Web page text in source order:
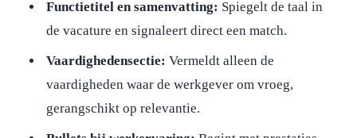
Functietitel en samenvatting: Spiegelt de taal in
de vacature en signaleert direct een match.
Vaardighedensectie: Vermeldt alleen de
vaardigheden waar de werkgever om vroeg,
gerangschikt op relevantie.